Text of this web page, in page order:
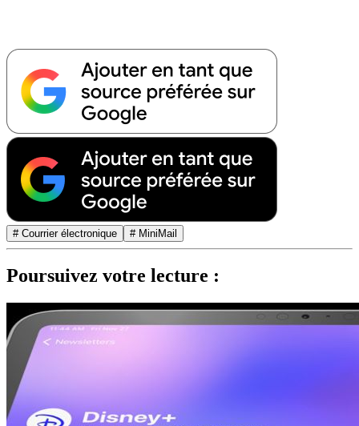
# Courrier électronique # MiniMail
Poursuivez votre lecture :